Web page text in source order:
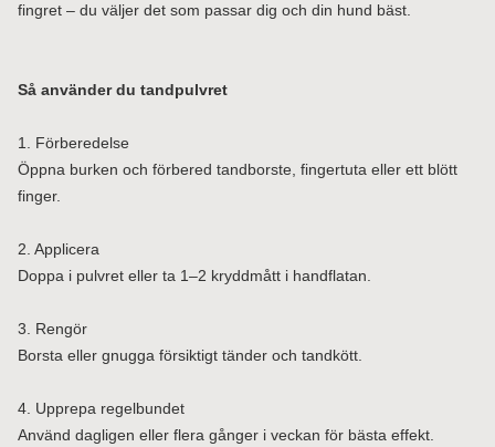
fingret – du väljer det som passar dig och din hund bäst.
Så använder du tandpulvret
1. Förberedelse
Öppna burken och förbered tandborste, fingertuta eller ett blött
finger.
2. Applicera
Doppa i pulvret eller ta 1–2 kryddmått i handflatan.
3. Rengör
Borsta eller gnugga försiktigt tänder och tandkött.
4. Upprepa regelbundet
Använd dagligen eller flera gånger i veckan för bästa effekt.